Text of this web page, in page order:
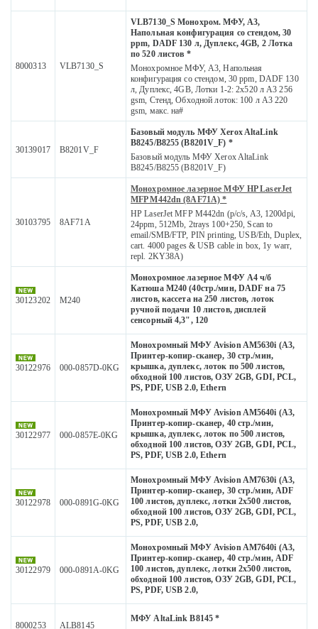
8000313 VLB7130_S
VLB7130_S Монохром. МФУ, А3,
Напольная конфигурация со стендом, 30
ppm, DADF 130 л, Дуплекс, 4GB, 2 Лотка
по 520 листов *
Монохромное МФУ, А3, Напольная
конфигурация со стендом, 30 ppm, DADF 130
л, Дуплекс, 4GB, Лотки 1-2: 2х520 л A3 256
gsm, Стенд, Обходной лоток: 100 л A3 220
gsm, макс. на#
30139017 B8201V_F
Базовый модуль МФУ Xerox AltaLink
B8245/B8255 (B8201V_F) *
Базовый модуль МФУ Xerox AltaLink
B8245/B8255 (B8201V_F)
30103795 8AF71A
Монохромное лазерное МФУ HP LaserJet
MFP M442dn (8AF71A) *
HP LaserJet MFP M442dn (p/c/s, A3, 1200dpi,
24ppm, 512Mb, 2trays 100+250, Scan to
email/SMB/FTP, PIN printing, USB/Eth, Duplex,
cart. 4000 pages & USB cable in box, 1y warr,
repl. 2KY38A)
30123202 M240
Монохромное лазерное МФУ А4 ч/б
Катюша M240 (40стр./мин, DADF на 75
листов, кассета на 250 листов, лоток
ручной подачи 10 листов, дисплей
сенсорный 4,3", 120
30122976 000-0857D-0KG
Монохромный МФУ Avision AM5630i (А3,
Принтер-копир-сканер, 30 стр./мин,
крышка, дуплекс, лоток по 500 листов,
обходной 100 листов, ОЗУ 2GB, GDI, PCL,
PS, PDF, USB 2.0, Ethern
30122977 000-0857E-0KG
Монохромный МФУ Avision AM5640i (А3,
Принтер-копир-сканер, 40 стр./мин,
крышка, дуплекс, лоток по 500 листов,
обходной 100 листов, ОЗУ 2GB, GDI, PCL,
PS, PDF, USB 2.0, Ethern
30122978 000-0891G-0KG
Монохромный МФУ Avision AM7630i (А3,
Принтер-копир-сканер, 30 стр./мин, ADF
100 листов, дуплекс, лотки 2х500 листов,
обходной 100 листов, ОЗУ 2GB, GDI, PCL,
PS, PDF, USB 2.0,
30122979 000-0891A-0KG
Монохромный МФУ Avision AM7640i (А3,
Принтер-копир-сканер, 40 стр./мин, ADF
100 листов, дуплекс, лотки 2х500 листов,
обходной 100 листов, ОЗУ 2GB, GDI, PCL,
PS, PDF, USB 2.0,
8000253 ALB8145
МФУ AltaLink B8145 *